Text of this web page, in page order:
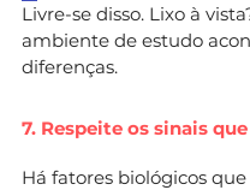
Livre-se disso. Lixo à
ambiente de estudo
diferenças.
7. Respeite os sinais
Há fatores biológicos